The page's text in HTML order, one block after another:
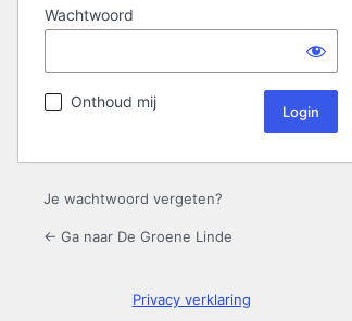
Wachtwoord
Onthoud mij
Je wachtwoord vergeten?
← Ga naar De Groene Linde
Privacy verklaring